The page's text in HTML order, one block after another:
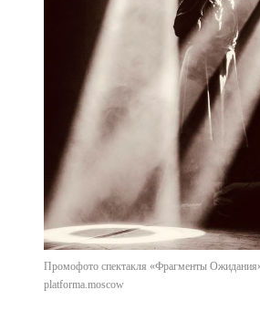
Промофото спектакля «Фрагменты
platforma.moscow